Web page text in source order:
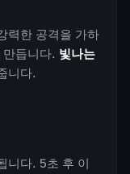
력한 공격을 가하
듭니다. 빛나는
니다.
니다. 5초 후 이